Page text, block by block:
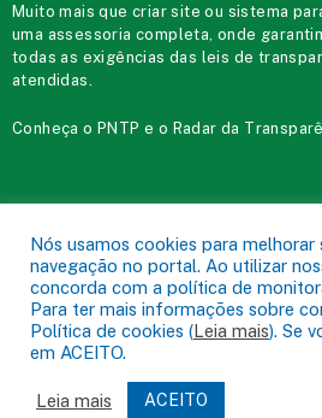
Muito mais quecriar site ou sistema
uma assessoria completa, onde
todas as exigências das leis de
atendidas.
Conheça o PNTP e o Radar da
Mapa do Site Acessar Área
Nós usamos cookies para melhorar
navegação no portal. Ao utilizar
concorda com a política de
Para ter mais informações sobre
Política de cookies (Leia mais). Se
em ACEITO.
Leia mais ACEITO